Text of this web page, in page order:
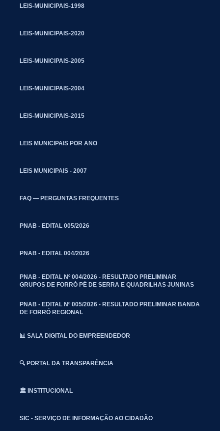
LEIS-MUNICIPAIS-1998
LEIS-MUNICIPAIS-2020
LEIS-MUNICIPAIS-2005
LEIS-MUNICIPAIS-2004
LEIS-MUNICIPAIS-2015
LEIS MUNICIPAIS POR ANO
LEIS MUNICIPAIS - 2007
FAQ — PERGUNTAS FREQUENTES
PNAB - EDITAL 005/2026
PNAB - EDITAL 004/2026
PNAB - EDITAL Nº 004/2026 - RESULTADO PRELIMINAR
GRUPOS DE FORRÓ PÉ DE SERRA E QUADRILHAS JUNINAS
PNAB - EDITAL Nº 005/2026 - RESULTADO PRELIMINAR BANDA
DE FORRÓ REGIONAL
📊 SALA DIGITAL DO EMPREENDEDOR
🔍 PORTAL DA TRANSPARÊNCIA
🏛️ INSTITUCIONAL
SIC - SERVIÇO DE INFORMAÇÃO AO CIDADÃO